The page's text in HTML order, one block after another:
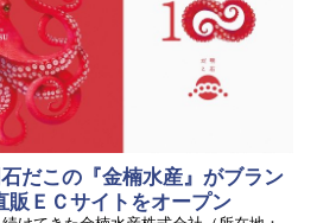
だこの『金楠水産』がブラン
販ＥＣサイトをオープン